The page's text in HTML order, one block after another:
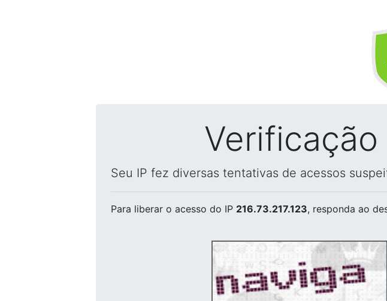
Seu IP fez diversas tentativas de acessos
Para liberar o acesso do IP 216.73.217.123, responda ao